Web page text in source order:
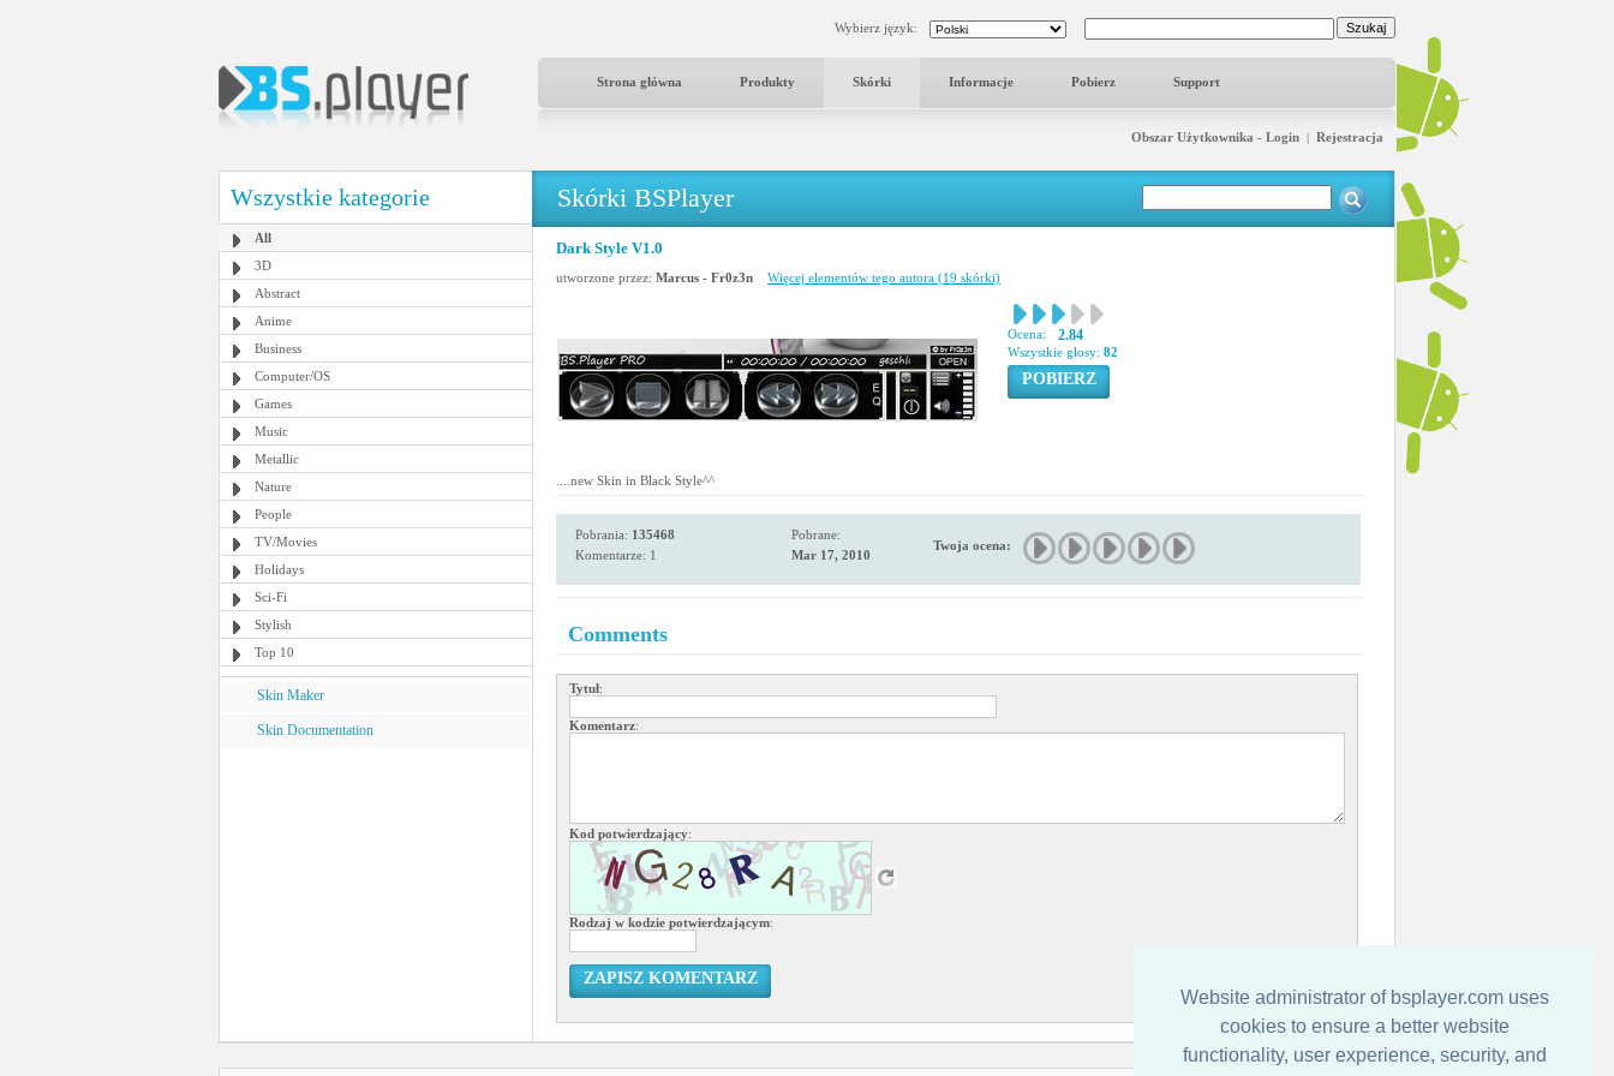
Website administrator of bsplayer.com uses
cookies to ensure a better website
functionality, user experience, security, and
Wybierz język:
Strona główna Produkty Skórki Informacje Pobierz Support
Obszar Użytkownika - Login | Rejestracja
Wszystkie kategorie
All
3D
Abstract
Anime
Business
Computer/OS
Games
Music
Metallic
Nature
People
TV/Movies
Holidays
Sci-Fi
Stylish
Top 10
Skin Maker
Skin Documentation
Skórki BSPlayer
Dark Style V1.0
utworzone przez: Marcus - Fr0z3n Więcej elementów tego autora (19 skórki)
Ocena: 2.84
Wszystkie głosy: 82
POBIERZ
....new Skin in Black Style^^
Pobrania: 135468
Komentarze: 1
Pobrane:
Mar 17, 2010
Twoja ocena:
Comments
Tytuł:
Komentarz:
Kod potwierdzający:
Rodzaj w kodzie potwierdzającym:
ZAPISZ KOMENTARZ